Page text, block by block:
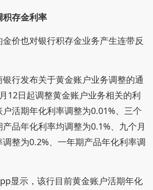
存金利率
价也对银行积存金业务产生连带反
行发布关于黄金账户业务调整的通
12日起调整黄金账户业务相关的利
活期年化利率调整为0.01%、三个
品年化利率均调整为0.1%、九个月
整为0.2%、一年期产品年化利率调
显示，该行目前黄金账户活期年化